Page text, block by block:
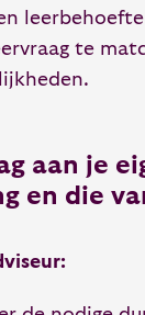
te
aan je
en die